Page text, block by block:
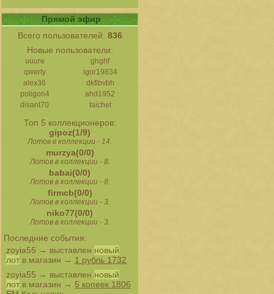
Прямой эфир
Всего пользователей: 836
Новые пользователи:
uuure
ghghf
qwerty
igor19834
alex36
dkflbvbh
poligon4
ahd1952
disant70
taichet
Топ 5 коллекционеров:
gipoz(1/9)
Лотов в коллекции - 14.
murzya(0/0)
Лотов в коллекции - 8.
babai(0/0)
Лотов в коллекции - 8.
firmcb(0/0)
Лотов в коллекции - 3.
niko77(0/0)
Лотов в коллекции - 3.
Последние события:
zoyia55 → выставлен новый
лот в магазин → 1 рубль 1732
zoyia55 → выставлен новый
лот в магазин → 5 копеек 1806